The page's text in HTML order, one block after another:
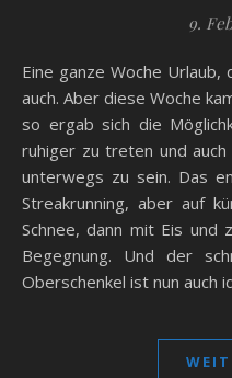
9.
Eine ganze Woche Urlaub, das klingt nach wenig und ist es
auch. Aber diese Woche
so ergab sich die
ruhiger zu treten und
unterwegs zu sein. Das
Streakrunning, aber auf
Schnee, dann mit Eis und
Begegnung. Und der
Oberschenkel ist nun auch